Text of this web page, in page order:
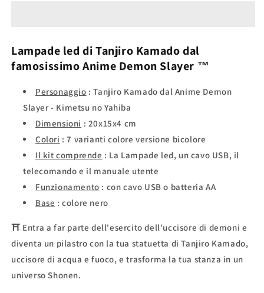
Demon
Slayer™
Demon
Slayer™
Lampade led diTanjiro Kamadodal
famosissimo Anime Demon Slayer ™
Personaggio : Tanjiro Kamado dal Anime Demon
Slayer - Kimetsu no Yahiba
Dimensioni : 20x15x4 cm
Colori : 7 varianti colore versione bicolore
Il kit comprende : La Lampade led, un cavo USB, il
telecomando e il manuale utente
Funzionamento : con cavo USB o batteria AA
Base : colore nero
⛩ Entra a far parte dell'esercito dell'uccisore di demoni e
diventa un pilastro con la tua statuetta di Tanjiro Kamado,
uccisore di acqua e fuoco, e trasforma la tua stanza in un
universo Shonen.